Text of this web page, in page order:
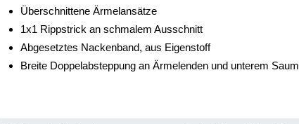
Überschnittene Ärmelansätze
1x1 Rippstrick an schmalem Ausschnitt
Abgesetztes Nackenband, aus Eigenstoff
Breite Doppelabsteppung an Ärmelenden und unterem Saum